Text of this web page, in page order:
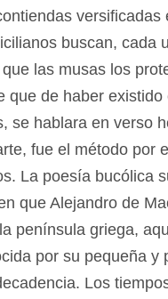
versificadas
buscan, cada
las musas los
que de haber existido
se hablara en verso
fue el método por
La poesía bucólica
que Alejandro de
península griega,
por su pequeña y
Los